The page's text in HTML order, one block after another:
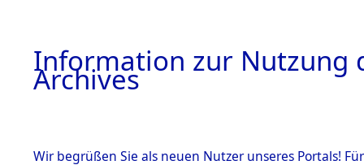
Information zur Nutzung
Archives
Wir begrüßen Sie als neuen Nutzer unseres Portals!